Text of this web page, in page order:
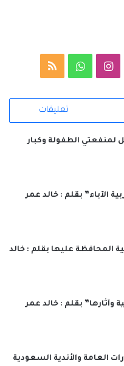
انستقرامواتسابملخص
RSS
تعليقات
لمنفعتي الطفولة وكبار
الآباء” بقلم : خالد عمر
المحافظة عليها بقلم : خالد
وآثارها” بقلم : خالد عمر
العامة والأندية السعودية